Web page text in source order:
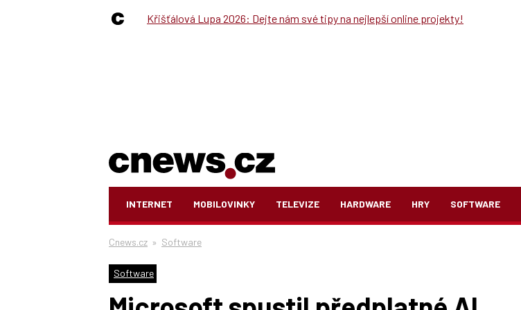
INTERNET MOBILOVINKY TELEVIZE HARDWARE HRY SOFTWARE
Cnews.cz » Software
Software
Křišťálová Lupa 2026: Dejte nám své tipy na nejlepší online projekty!